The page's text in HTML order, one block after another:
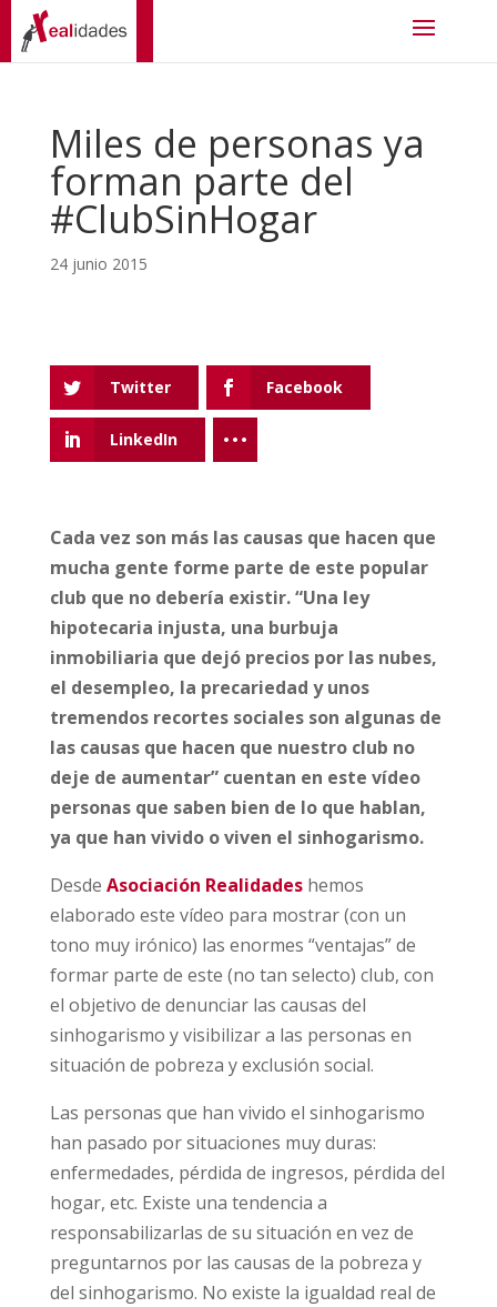
Miles de personas ya
forman parte del
#ClubSinHogar
24 junio 2015
Twitter Facebook
LinkedIn
Cada vez son más las causas que hacen que
mucha gente forme parte de este popular
club que no debería existir. “Una ley
hipotecaria injusta, una burbuja
inmobiliaria que dejó precios por las nubes,
el desempleo, la precariedad y unos
tremendos recortes sociales son algunas de
las causas que hacen que nuestro club no
deje de aumentar” cuentan en este vídeo
personas que saben bien de lo que hablan,
ya que han vivido o viven el sinhogarismo.
Desde Asociación Realidadeshemos
elaborado este vídeo para mostrar (con un
tono muy irónico) las enormes “ventajas” de
formar parte de este (no tan selecto) club, con
el objetivo de denunciar las causas del
sinhogarismo y visibilizar a las personas en
situación de pobreza y exclusión social.
Las personas que han vivido el sinhogarismo
han pasado por situaciones muy duras:
enfermedades, pérdida de ingresos, pérdida del
hogar, etc. Existe una tendencia a
responsabilizarlas de su situación en vez de
preguntarnos por las causas de la pobreza y
del sinhogarismo. No existe la igualdad real de